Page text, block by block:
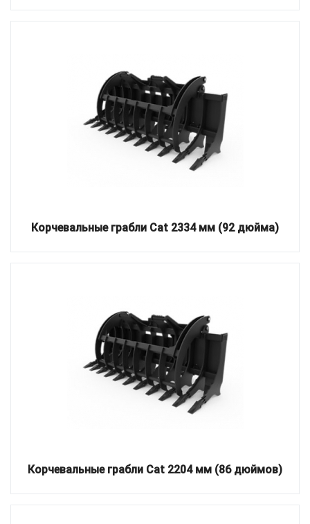
Корчевальные грабли Cat 2334 мм (92 дюйма)
Корчевальные грабли Cat 2204 мм (86 дюймов)